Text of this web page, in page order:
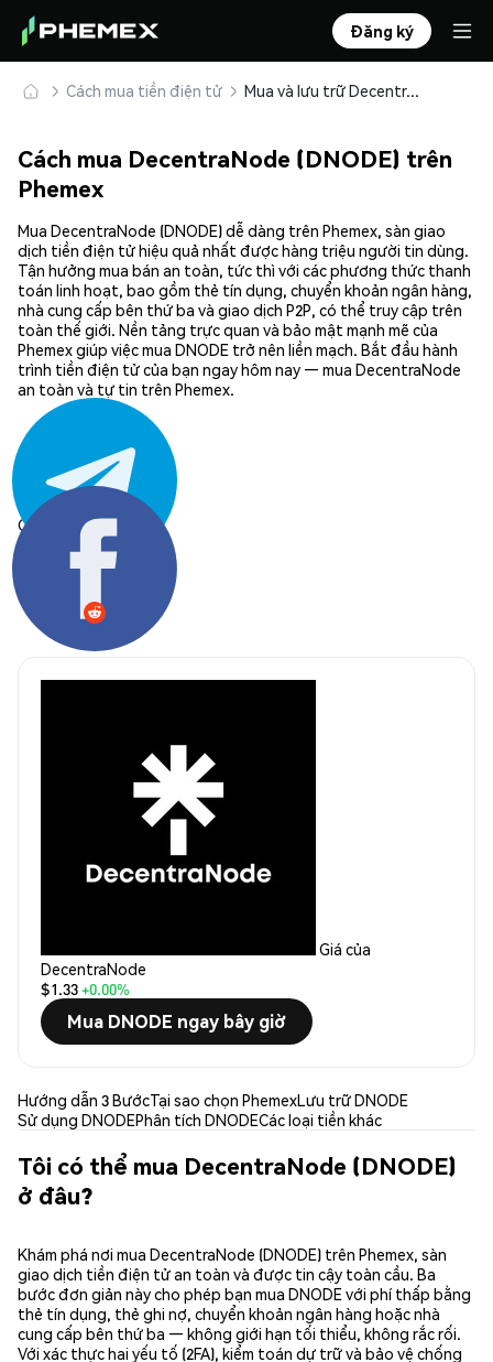
Đăng ký
Cách mua tiền điện tử Mua và lưu trữ DecentraNode (DNODE) an toàn
Cách mua DecentraNode (DNODE) trên
Phemex
Mua DecentraNode (DNODE) dễ dàng trên Phemex, sàn giao
dịch tiền điện tử hiệu quả nhất được hàng triệu người tin dùng.
Tận hưởng mua bán an toàn, tức thì với các phương thức thanh
toán linh hoạt, bao gồm thẻ tín dụng, chuyển khoản ngân hàng,
nhà cung cấp bên thứ ba và giao dịch P2P, có thể truy cập trên
toàn thế giới. Nền tảng trực quan và bảo mật mạnh mẽ của
Phemex giúp việc mua DNODE trở nên liền mạch. Bắt đầu hành
trình tiền điện tử của bạn ngay hôm nay — mua DecentraNode
an toàn và tự tin trên Phemex.
Chia sẻ:
Giá của
DecentraNode
$1.33+0.00%
Mua DNODE ngay bây giờ
Hướng dẫn 3 BướcTại sao chọn PhemexLưu trữ DNODE
Sử dụng DNODEPhân tích DNODECác loại tiền khác
Tôi có thể mua DecentraNode (DNODE)
ở đâu?
Khám phá nơi mua DecentraNode (DNODE) trên Phemex, sàn
giao dịch tiền điện tử an toàn và được tin cậy toàn cầu. Ba
bước đơn giản này cho phép bạn mua DNODE với phí thấp bằng
thẻ tín dụng, thẻ ghi nợ, chuyển khoản ngân hàng hoặc nhà
cung cấp bên thứ ba — không giới hạn tối thiểu, không rắc rối.
Với xác thực hai yếu tố (2FA), kiểm toán dự trữ và bảo vệ chống